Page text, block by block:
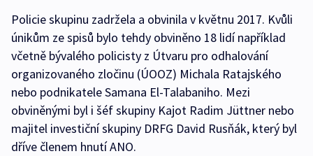
Policie skupinu zadržela a obvinila v květnu 2017. Kvůli
únikům ze spisů bylo tehdy obviněno 18 lidí například
včetně bývalého policisty z Útvaru pro odhalování
organizovaného zločinu (ÚOOZ) Michala Ratajského
nebo podnikatele Samana El-Talabaniho. Mezi
obviněnými byl i šéf skupiny Kajot Radim Jüttner nebo
majitel investiční skupiny DRFG David Rusňák, který byl
dříve členem hnutí ANO.